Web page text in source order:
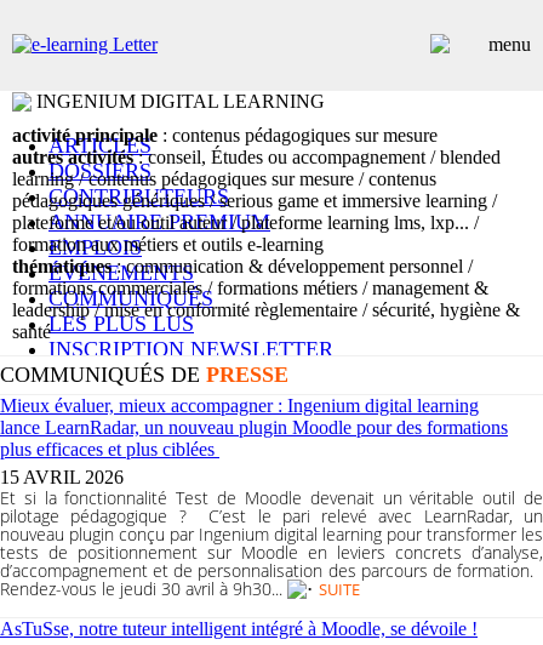
ARTICLES
DOSSIERS
CONTRIBUTEURS
ANNUAIRE PREMIUM
EMPLOIS
ÉVÉNEMENTS
COMMUNIQUÉS
LES PLUS LUS
INSCRIPTION NEWSLETTER
INGENIUM DIGITAL LEARNING
activité principale : contenus pédagogiques sur mesure
autres activités: conseil, Études ou accompagnement / blended
learning / contenus pédagogiques sur mesure / contenus
pédagogiques génériques / serious game et immersive learning /
plateforme et/ou outil auteur / plateforme learning lms, lxp... /
formation aux métiers et outils e-learning
thématiques: communication & développement personnel /
formations commerciales / formations métiers / management &
leadership / mise en conformité règlementaire / sécurité, hygiène &
santé
COMMUNIQUÉS DE PRESSE
Mieux évaluer, mieux accompagner : Ingenium digital learning
lance LearnRadar, un nouveau plugin Moodle pour des formations
plus efficaces et plus ciblées
15 AVRIL 2026
Et si la fonctionnalité Test de Moodle devenait un véritable outil de
pilotage pédagogique ? C’est le pari relevé avec LearnRadar, un
nouveau plugin conçu par Ingenium digital learning pour transformer les
tests de positionnement sur Moodle en leviers concrets d’analyse,
d’accompagnement et de personnalisation des parcours de formation.
Rendez-vous le jeudi 30 avril à 9h30... SUITE
AsTuSse, notre tuteur intelligent intégré à Moodle, se dévoile !